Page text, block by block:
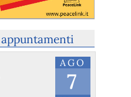
AGO
7